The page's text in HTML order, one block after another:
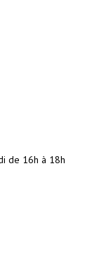
de 16h à 18h